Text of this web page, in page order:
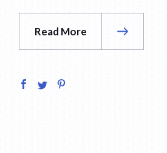
Read More